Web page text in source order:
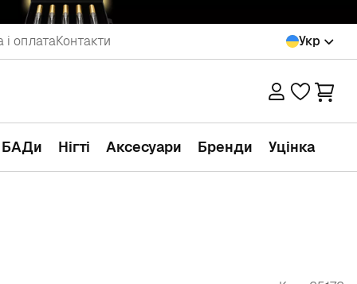
оплатаКонтакти Укр
БАДи Нігті Аксесуари Бренди Уцінка